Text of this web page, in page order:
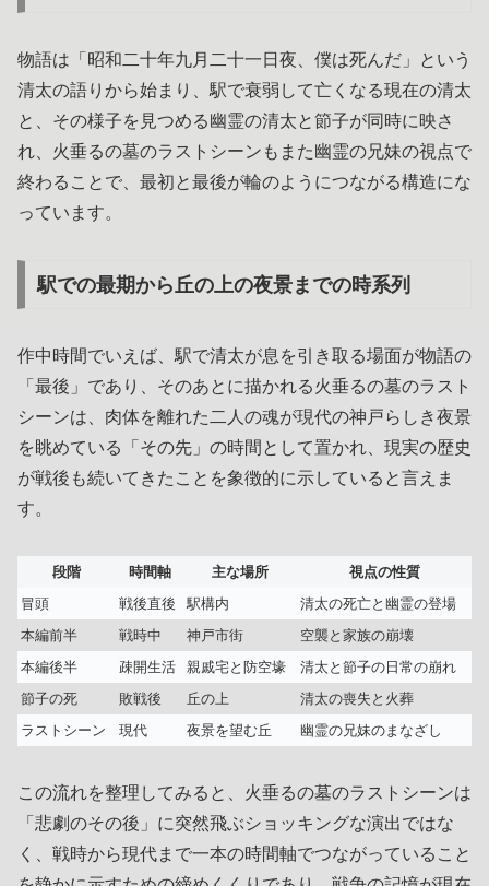
物語は「昭和二十年九月二十一日夜、僕は死んだ」という
清太の語りから始まり、駅で衰弱して亡くなる現在の清太
と、その様子を見つめる幽霊の清太と節子が同時に映さ
れ、火垂るの墓のラストシーンもまた幽霊の兄妹の視点で
終わることで、最初と最後が輪のようにつながる構造にな
っています。
駅での最期から丘の上の夜景までの時系列
作中時間でいえば、駅で清太が息を引き取る場面が物語の
「最後」であり、そのあとに描かれる火垂るの墓のラスト
シーンは、肉体を離れた二人の魂が現代の神戸らしき夜景
を眺めている「その先」の時間として置かれ、現実の歴史
が戦後も続いてきたことを象徴的に示していると言えま
す。
段階 時間軸 主な場所
視点の性質
冒頭
戦後直後 駅構内
清太の死亡と幽霊の登場
本編前半
戦時中 神戸市街
空襲と家族の崩壊
本編後半
疎開生活 親戚宅と防空壕
清太と節子の日常の崩れ
節子の死
敗戦後 丘の上
清太の喪失と火葬
ラストシーン
現代 夜景を望む丘 幽霊の兄妹のまなざし
この流れを整理してみると、火垂るの墓のラストシーンは
「悲劇のその後」に突然飛ぶショッキングな演出ではな
く、戦時から現代まで一本の時間軸でつながっていること